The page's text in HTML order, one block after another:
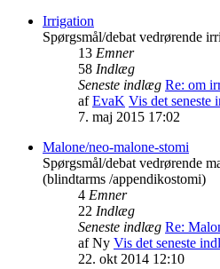
Irrigation
Spørgsmål/debat vedrørende
13 Emner
58 Indlæg
Seneste indlæg Re: om
afEvaK Vis det seneste
7. maj 2015 17:02
Malone/neo-malone-stomi
Spørgsmål/debat vedrørende
(blindtarms /appendikostomi)
4 Emner
22 Indlæg
Seneste indlæg Re:
afNy Vis det seneste
22. okt 2014 12:10